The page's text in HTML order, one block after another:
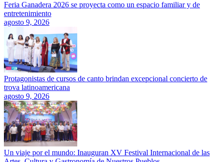
Feria Ganadera 2026 se proyecta como un espacio familiar y de
entretenimiento
agosto 9, 2026
Protagonistas de cursos de canto brindan excepcional concierto de
trova latinoamericana
agosto 9, 2026
Un viaje por el mundo: Inauguran XV Festival Internacional de las